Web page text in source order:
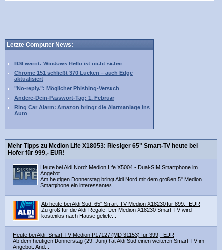
Letzte Computer News:
BSI warnt: Windows Hello ist nicht sicher
Chrome 151 schließt 370 Lücken – auch Edge
aktualisiert
"No-reply.": Möglicher Phishing-Versuch
Ändere-Dein-Passwort-Tag: 1. Februar
Ring Car Alarm: Amazon bringt die Alarmanlage ins
Auto
Mehr Tipps zu Medion Life X18053: Riesiger 65" Smart-TV heute bei
Hofer für 999,- EUR!
Heute bei Aldi Nord: Medion Life X5004 - Dual-SIM Smartphone im
Angebot
Am heutigen Donnerstag bringt Aldi Nord mit dem großen 5" Medion
Smartphone ein interessantes ...
Ab heute bei Aldi Süd: 65" Smart-TV Medion X18230 für 899,- EUR
Zu groß für die Aldi-Regale: Der Medion X18230 Smart-TV wird
kostenlos nach Hause geliefe...
Heute bei Aldi: Smart-TV Medion P17127 (MD 31153) für 399,- EUR
Ab dem heutigen Donnerstag (29. Juni) hat Aldi Süd einen weiteren Smart-TV im
Angebot: And...